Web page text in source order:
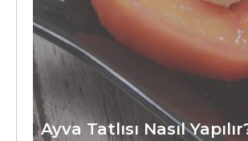
Ayva Tatlısı Nasıl